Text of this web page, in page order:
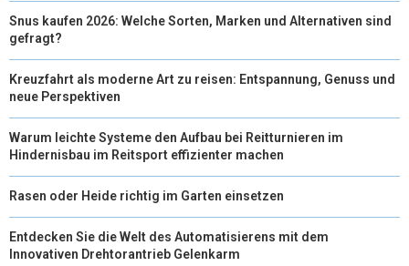
R T
Snus kaufen 2026: Welche Sorten, Marken und Alternativen sind
gefragt?
Kreuzfahrt als moderne Art zu reisen: Entspannung, Genuss und
neue Perspektiven
Warum leichte Systeme den Aufbau bei Reitturnieren im
Hindernisbau im Reitsport effizienter machen
Rasen oder Heide richtig im Garten einsetzen
Entdecken Sie die Welt des Automatisierens mit dem
Innovativen Drehtorantrieb Gelenkarm